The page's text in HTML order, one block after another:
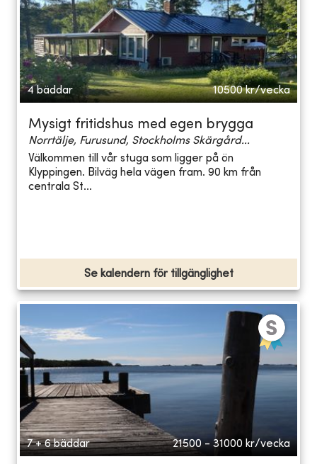
4 bäddar 10500 kr/vecka
Mysigt fritidshus med egen brygga
Norrtälje, Furusund, Stockholms Skärgård...
Välkommen till vår stuga som ligger på ön
Klyppingen. Bilväg hela vägen fram. 90 km från
centrala St...
Se kalendern för tillgänglighet
7 + 6 bäddar 21500 - 31000 kr/vecka